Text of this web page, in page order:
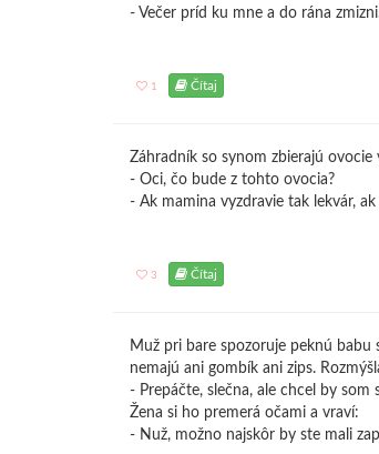
- Večer príd ku mne a do rána
1 Čítaj
Záhradník so synom zbierajú ovocie
- Oci, čo bude z tohto ovocia?
- Ak mamina vyzdravie tak lekvár,
3 Čítaj
Muž pri bare spozoruje peknú
nemajú ani gombík ani zips.
- Prepáčte, slečna, ale chcel by
Žena si ho premerá očami a vraví:
- Nuž, možno najskôr by ste mali